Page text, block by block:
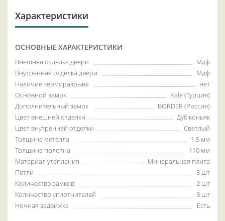
Характеристики
ОСНОВНЫЕ ХАРАКТЕРИСТИКИ
Внешняя отделка двери
Мдф
Внутренняя отделка двери
Мдф
Наличие терморазрыва
нет
Основной замок
Kale (Турция)
Дополнительный замок
BORDER (Россия)
Цвет внешней отделки
Дуб коньяк
Цвет внутренней отделки
Светлый
Толщина металла
1.5 мм
Толщина полотна
110 мм
Материал утепления
Минеральная плита
Петли
3 шт
Количество замков
2 шт
Количество уплотнителей
3 шт
Ночная задвижка
Есть